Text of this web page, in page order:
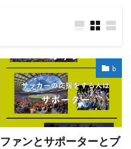
b
ファンとサポーターとブ